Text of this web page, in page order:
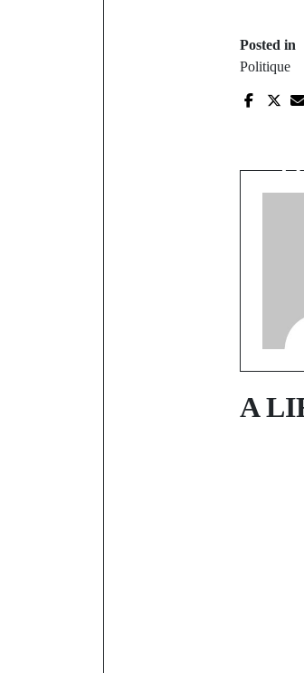
Posted in
Politique
A